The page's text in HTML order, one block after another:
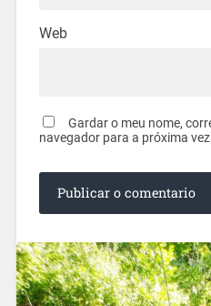
Web
Gardar o meu nome,
navegador para a próxima